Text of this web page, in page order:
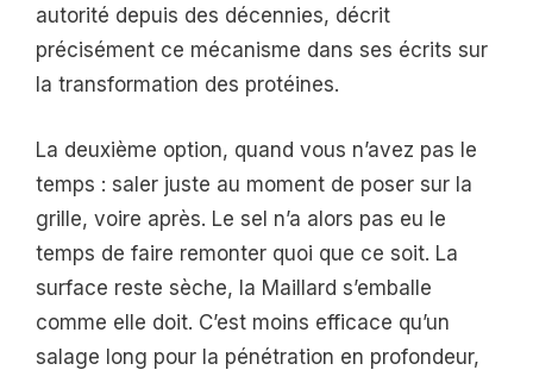
autorité depuis des décennies, décrit
précisément ce mécanisme dans ses écrits sur
la transformation des protéines.
La deuxième option, quand vous n’avez pas le
temps : saler juste au moment de poser sur la
grille, voire après. Le sel n’a alors pas eu le
temps de faire remonter quoi que ce soit. La
surface reste sèche, la Maillard s’emballe
comme elle doit. C’est moins efficace qu’un
salage long pour la pénétration en profondeur,